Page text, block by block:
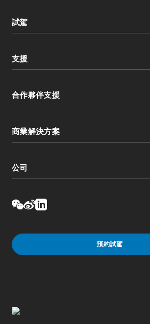
試駕
支援
合作夥伴支援
商業解決方案
公司
預約試駕